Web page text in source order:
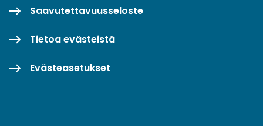
Saavutettavuusseloste
Tietoa evästeistä
Evästeasetukset